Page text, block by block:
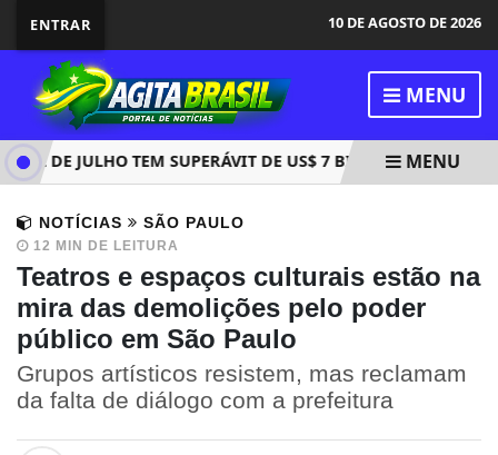
ENTRAR 10 DE AGOSTO DE 2026
MENU
JULHO TEM SUPERÁVIT DE US$ 7 BILHÕES RIO
MENU
NOTÍCIAS SÃO PAULO
12 MIN DE LEITURA
Teatros e espaços culturais estão na
mira das demolições pelo poder
público em São Paulo
Grupos artísticos resistem, mas reclamam
da falta de diálogo com a prefeitura